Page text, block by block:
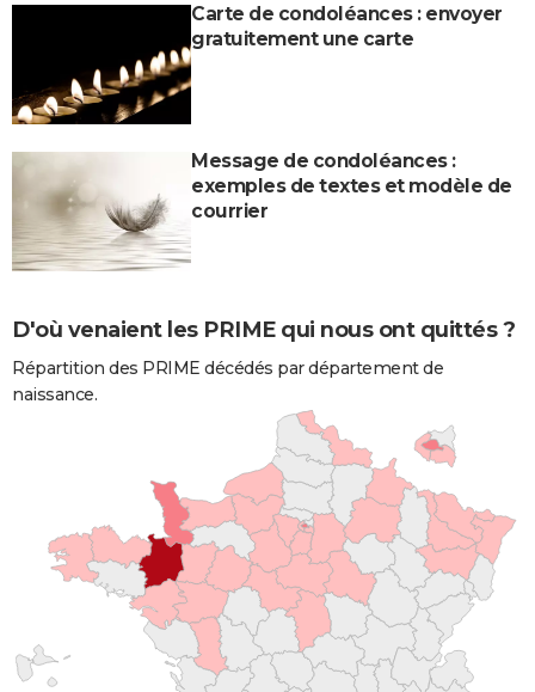
Carte de condoléances : envoyer
gratuitement une carte
Message de condoléances :
exemples de textes et modèle de
courrier
D'où venaient les PRIME qui nous ont quittés ?
Répartition des PRIME décédés par département de
naissance.